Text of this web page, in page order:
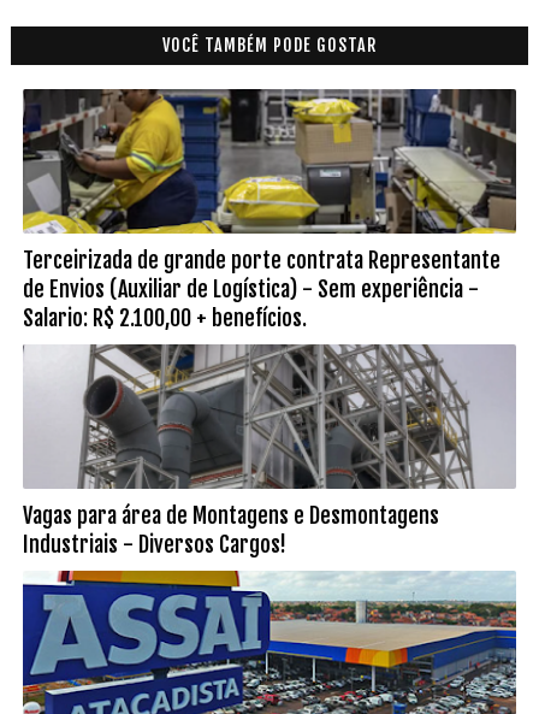
VOCÊ TAMBÉM PODE GOSTAR
Terceirizada de grande porte contrata Representante
de Envios (Auxiliar de Logística) - Sem experiência -
Salario: R$ 2.100,00 + benefícios.
Vagas para área de Montagens e Desmontagens
Industriais - Diversos Cargos!